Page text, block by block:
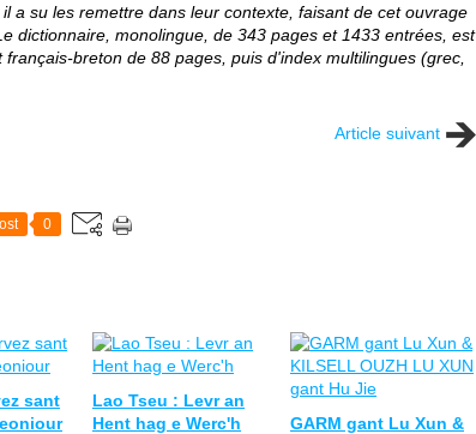
a su les remettre dans leur contexte, faisant de cet ouvrage
dictionnaire, monolingue, de 343 pages et 1433 entrées, est
breton de 88 pages, puis d'index multilingues (grec,
Article suivant
0
sant
Lao Tseu : Levr an
Hent hag e Werc'h
GARM gant Lu Xun &